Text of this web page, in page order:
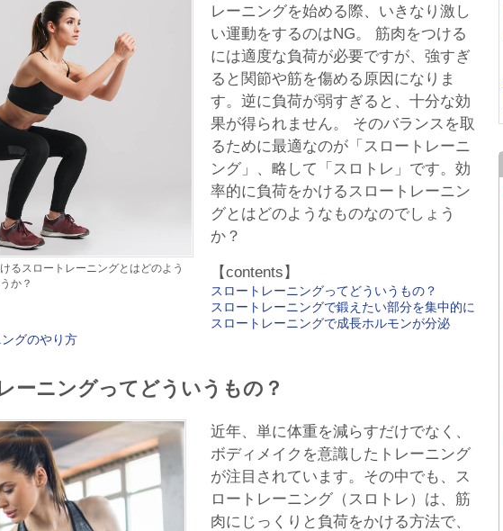
るスロートレーニングとはどのよう
か？
レーニングを始める際、いきなり激し
い運動をするのはNG。 筋肉をつける
には適度な負荷が必要ですが、強すぎ
ると関節や筋を傷める原因になりま
す。逆に負荷が弱すぎると、十分な効
果が得られません。 そのバランスを取
るために最適なのが「スロートレーニ
ング」、略して「スロトレ」です。効
率的に負荷をかけるスロートレーニン
グとはどのようなものなのでしょう
か？
【contents】
スロートレーニングってどういうもの？
スロートレーニングで鍛えたい部分を集中的に
スロートレーニングで成長ホルモンが分泌
グのやり方
ーニングってどういうもの？
近年、単に体重を減らすだけでなく、
ボディメイクを意識したトレーニング
が注目されています。その中でも、ス
ロートレーニング（スロトレ）は、筋
肉にじっくりと負荷をかける方法で、